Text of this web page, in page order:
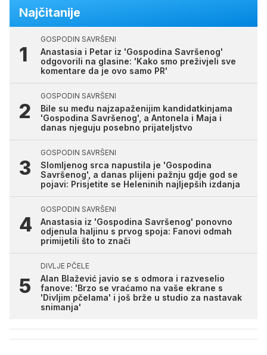
Najčitanije
GOSPODIN SAVRŠENI
Anastasia i Petar iz 'Gospodina Savršenog'
odgovorili na glasine: 'Kako smo preživjeli sve
komentare da je ovo samo PR'
GOSPODIN SAVRŠENI
Bile su među najzapaženijim kandidatkinjama
'Gospodina Savršenog', a Antonela i Maja i
danas njeguju posebno prijateljstvo
GOSPODIN SAVRŠENI
Slomljenog srca napustila je 'Gospodina
Savršenog', a danas plijeni pažnju gdje god se
pojavi: Prisjetite se Heleninih najljepših izdanja
GOSPODIN SAVRŠENI
Anastasia iz 'Gospodina Savršenog' ponovno
odjenula haljinu s prvog spoja: Fanovi odmah
primijetili što to znači
DIVLJE PČELE
Alan Blažević javio se s odmora i razveselio
fanove: 'Brzo se vraćamo na vaše ekrane s
'Divljim pčelama' i još brže u studio za nastavak
snimanja'